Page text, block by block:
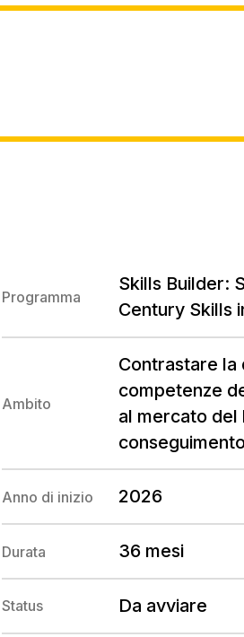
Programma
Skills Builder:
Century Skills
Ambito
Contrastare la
competenze
al mercato del
Anno di inizio 2026
Durata 36 mesi
Status Da avviare